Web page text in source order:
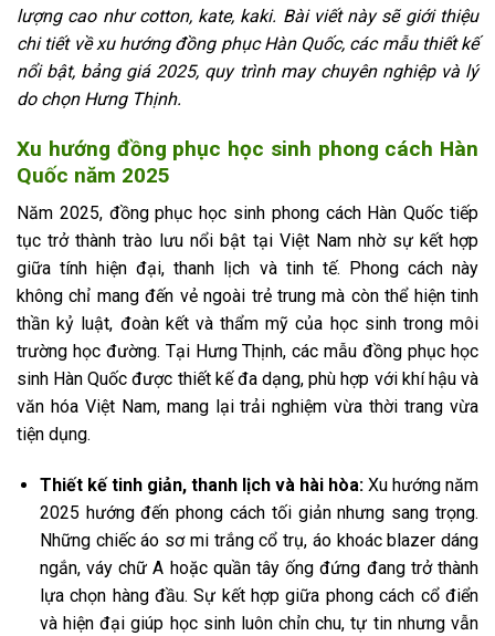
lượng cao như cotton, kate, kaki. Bài viết này sẽ giới thiệu
chi tiết về xu hướng đồng phục Hàn Quốc, các mẫu thiết kế
nổi bật, bảng giá 2025, quy trình may chuyên nghiệp và lý
do chọn Hưng Thịnh.
Xu hướng đồng phục học sinh phong cách Hàn
Quốc năm 2025
Năm 2025, đồng phục học sinh phong cách Hàn Quốc tiếp
tục trở thành trào lưu nổi bật tại Việt Nam nhờ sự kết hợp
giữa tính hiện đại, thanh lịch và tinh tế. Phong cách này
không chỉ mang đến vẻ ngoài trẻ trung mà còn thể hiện tinh
thần kỷ luật, đoàn kết và thẩm mỹ của học sinh trong môi
trường học đường. Tại Hưng Thịnh, các mẫu đồng phục học
sinh Hàn Quốc được thiết kế đa dạng, phù hợp với khí hậu và
văn hóa Việt Nam, mang lại trải nghiệm vừa thời trang vừa
tiện dụng.
Thiết kế tinh giản, thanh lịch và hài hòa: Xu hướng năm
2025 hướng đến phong cách tối giản nhưng sang trọng.
Những chiếc áo sơ mi trắng cổ trụ, áo khoác blazer dáng
ngắn, váy chữ A hoặc quần tây ống đứng đang trở thành
lựa chọn hàng đầu. Sự kết hợp giữa phong cách cổ điển
và hiện đại giúp học sinh luôn chỉn chu, tự tin nhưng vẫn